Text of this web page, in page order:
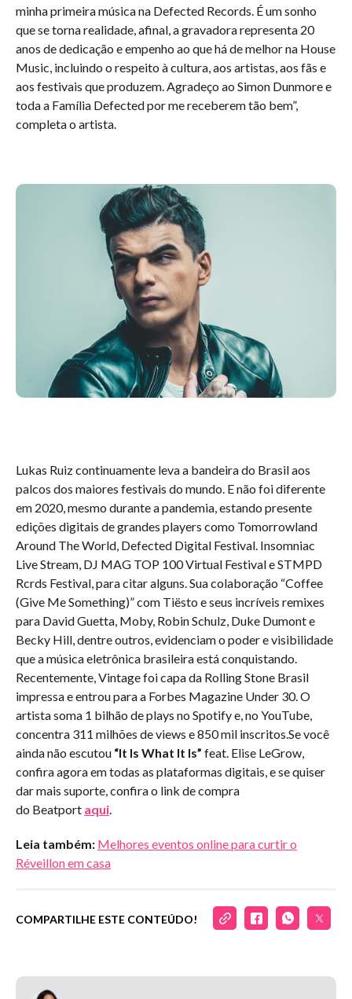
minha primeira música na Defected Records. É um sonho
que se torna realidade, afinal, a gravadora representa 20
anos de dedicação e empenho ao que há de melhor na House
Music, incluindo o respeito à cultura, aos artistas, aos fãs e
aos festivais que produzem. Agradeço ao Simon Dunmore e
toda a Família Defected por me receberem tão bem”,
completa o artista.
Lukas Ruiz continuamente leva a bandeira do Brasil aos
palcos dos maiores festivais do mundo. E não foi diferente
em 2020, mesmo durante a pandemia, estando presente
edições digitais de grandes players como Tomorrowland
Around The World, Defected Digital Festival. Insomniac
Live Stream, DJ MAG TOP 100 Virtual Festival e STMPD
Rcrds Festival, para citar alguns. Sua colaboração “Coffee
(Give Me Something)” com Tiësto e seus incríveis remixes
para David Guetta, Moby, Robin Schulz, Duke Dumont e
Becky Hill, dentre outros, evidenciam o poder e visibilidade
que a música eletrônica brasileira está conquistando.
Recentemente, Vintage foi capa da Rolling Stone Brasil
impressa e entrou para a Forbes Magazine Under 30. O
artista soma 1 bilhão de plays no Spotify e, no YouTube,
concentra 311 milhões de views e 850 mil inscritos.Se você
ainda não escutou “It Is What It Is” feat. Elise LeGrow,
confira agora em todas as plataformas digitais, e se quiser
dar mais suporte, confira o link de compra
do Beatport aqui
Leia também: Melhores eventos online para curtir o
Réveillon em casa
COMPARTILHE ESTE CONTEÚDO!